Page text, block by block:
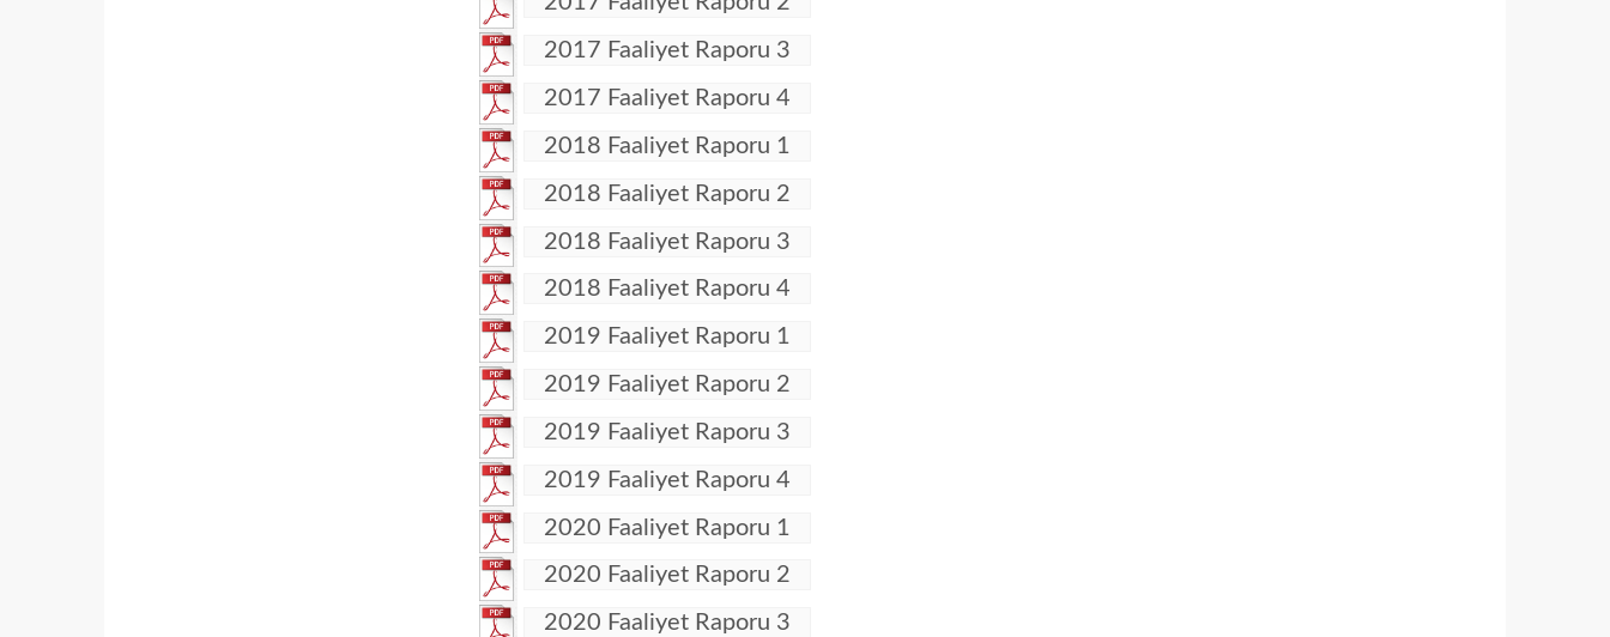
2017 Faaliyet Raporu 3
2017 Faaliyet Raporu 4
2018 Faaliyet Raporu 1
2018 Faaliyet Raporu 2
2018 Faaliyet Raporu 3
2018 Faaliyet Raporu 4
2019 Faaliyet Raporu 1
2019 Faaliyet Raporu 2
2019 Faaliyet Raporu 3
2019 Faaliyet Raporu 4
2020 Faaliyet Raporu 1
2020 Faaliyet Raporu 2
2020 Faaliyet Raporu 3